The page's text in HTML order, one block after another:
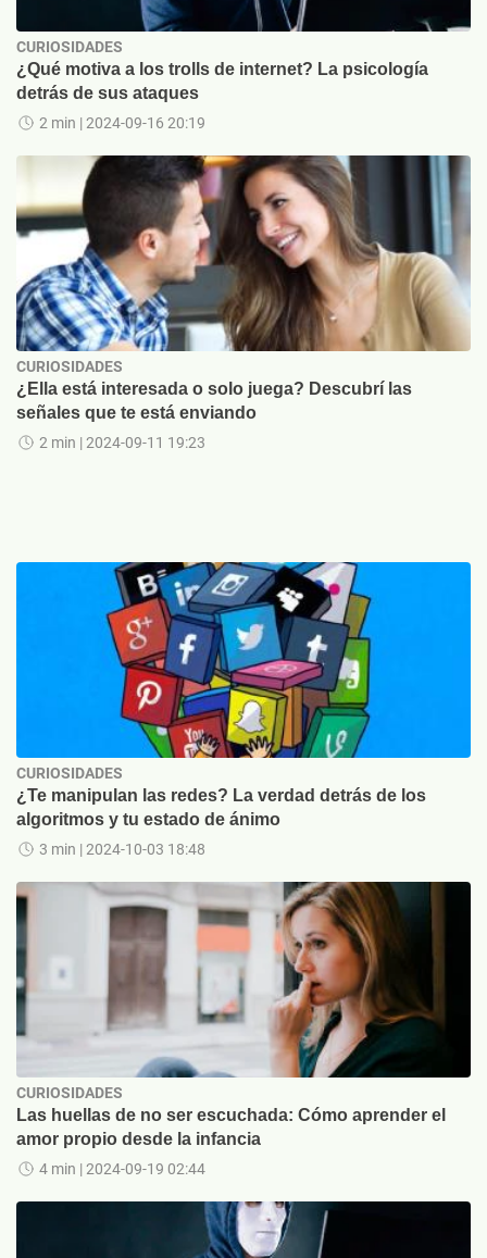
CURIOSIDADES
¿Qué motiva a los trolls de internet? La psicología
detrás de sus ataques
2 min | 2024-09-16 20:19
CURIOSIDADES
¿Ella está interesada o solo juega? Descubrí las
señales que te está enviando
2 min | 2024-09-11 19:23
CURIOSIDADES
¿Te manipulan las redes? La verdad detrás de los
algoritmos y tu estado de ánimo
3 min | 2024-10-03 18:48
CURIOSIDADES
Las huellas de no ser escuchada: Cómo aprender el
amor propio desde la infancia
4 min | 2024-09-19 02:44